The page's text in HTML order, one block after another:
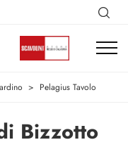
> Pelagius Tavolo
Bizzotto